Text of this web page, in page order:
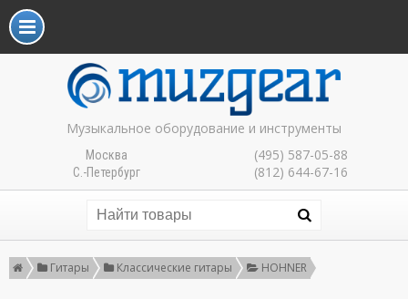
Музыкальное оборудование и инструменты
Москва (495) 587-05-88
С.-Петербург (812) 644-67-16
Гитары Классические гитары HOHNER